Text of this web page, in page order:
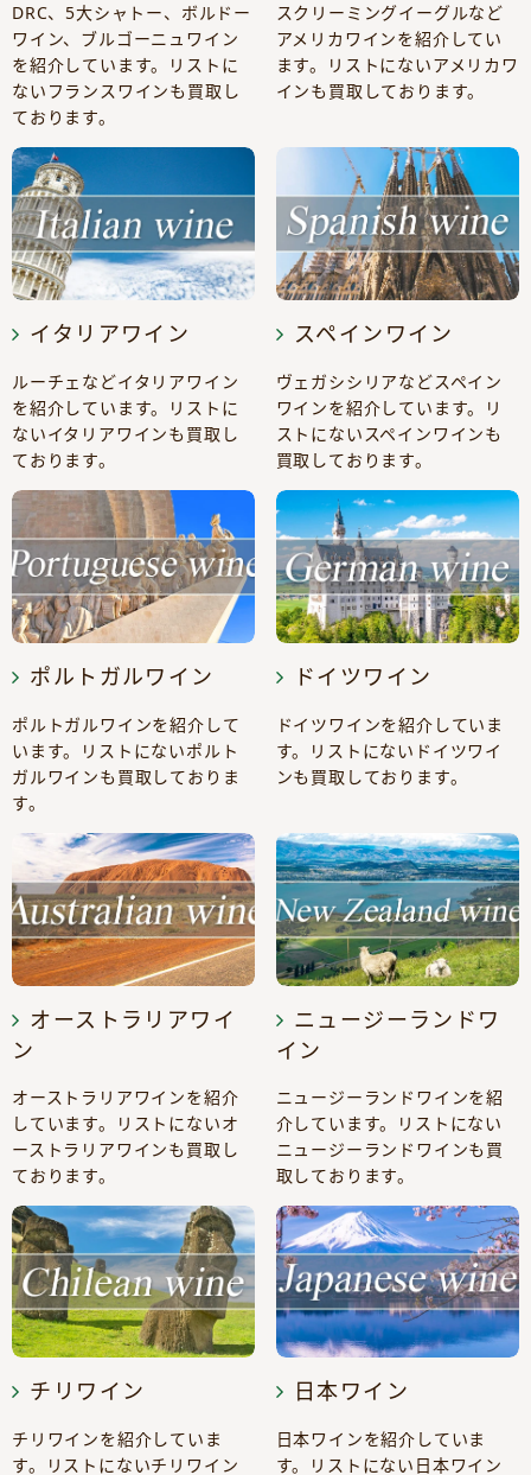
DRC、5大シャトー、ボルドー
ワイン、ブルゴーニュワイン
を紹介しています。リストに
ないフランスワインも買取し
ております。
スクリーミングイーグルなど
アメリカワインを紹介してい
ます。リストにないアメリカワ
インも買取しております。
イタリアワイン
ルーチェなどイタリアワイン
を紹介しています。リストに
ないイタリアワインも買取し
ております。
スペインワイン
ヴェガシシリアなどスペイン
ワインを紹介しています。リ
ストにないスペインワインも
買取しております。
ポルトガルワイン
ポルトガルワインを紹介して
います。リストにないポルト
ガルワインも買取しておりま
す。
ドイツワイン
ドイツワインを紹介していま
す。リストにないドイツワイ
ンも買取しております。
オーストラリアワイ
ン
オーストラリアワインを紹介
しています。リストにないオ
ーストラリアワインも買取し
ております。
ニュージーランドワ
イン
ニュージーランドワインを紹
介しています。リストにない
ニュージーランドワインも買
取しております。
チリワイン
チリワインを紹介していま
す。リストにないチリワイン
日本ワイン
日本ワインを紹介していま
す。リストにない日本ワイン